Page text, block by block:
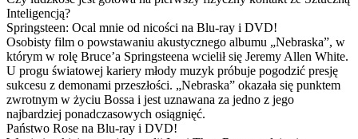
Inteligencją?
Springsteen: Ocal mnie od nicości na Blu-ray i DVD!
Osobisty film o powstawaniu akustycznego albumu „Nebraska”, w
którym w rolę Bruce’a Springsteena wcielił się Jeremy Allen White.
U progu światowej kariery młody muzyk próbuje pogodzić presję
sukcesu z demonami przeszłości. „Nebraska” okazała się punktem
zwrotnym w życiu Bossa i jest uznawana za jedno z jego
najbardziej ponadczasowych osiągnięć.
Państwo Rose na Blu-ray i DVD!